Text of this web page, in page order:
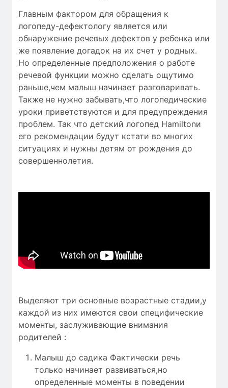
Главным фактором для обращения к
логопеду-дефектологу является или
обнаружение речевых дефектов у ребенка или
же появление догадок на их счет у родных.
Но определенные предположения о работе
речевой функции можно сделать ощутимо
раньше,чем малыш начинает разговаривать.
Также не нужно забывать,что логопедические
уроки приветствуются и для предупреждения
проблем. Так что детский логопед Hamiltonи
его рекомендации будут кстати во многих
ситуациях и нужны детям от рождения до
совершеннолетия.
Выделяют три основные возрастные стадии,у
каждой из них имеются свои специфические
моменты, заслуживающие внимания
родителей :
Малыш до садика Фактически речь
только начинает развиваться,но
определенные моменты в поведении